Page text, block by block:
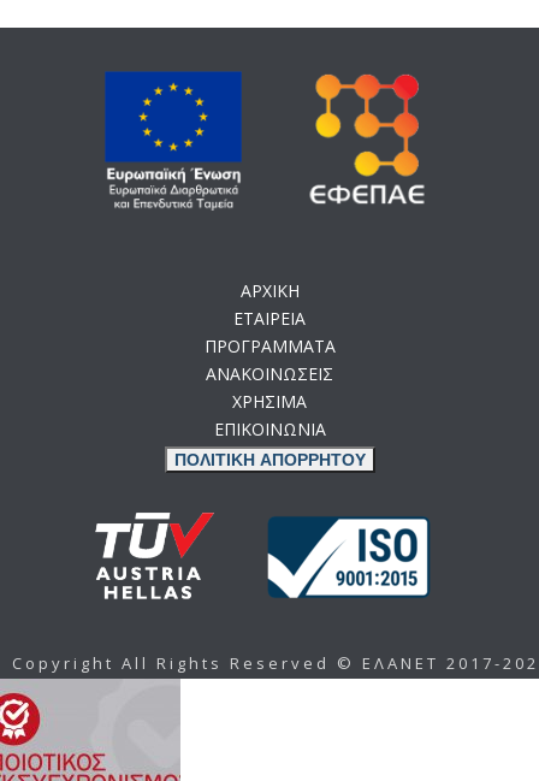
ΑΡΧΙΚΗ
ΕΤΑΙΡΕΙΑ
ΠΡΟΓΡΑΜΜΑΤΑ
ΑΝΑΚΟΙΝΩΣΕΙΣ
ΧΡΗΣΙΜΑ
ΕΠΙΚΟΙΝΩΝΙΑ
ΠΟΛΙΤΙΚΗ ΑΠΟΡΡΗΤΟΥ
Copyright All Rights Reserved © ΕΛΑΝΕΤ 2017-